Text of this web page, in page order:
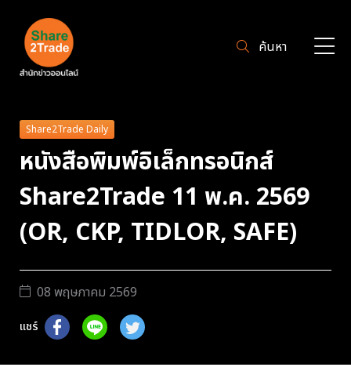
ค้นหา
Share2Trade Daily
หนังสือพิมพ์อิเล็กทรอนิกส์
Share2Trade 11 พ.ค. 2569
(OR, CKP, TIDLOR, SAFE)
08 พฤษภาคม 2569
แชร์